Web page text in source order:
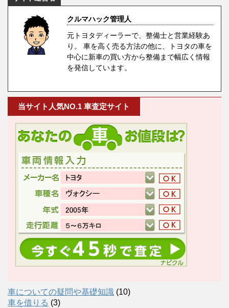
クルマハック管理人
元トヨタディーラーで、整備士と営業経験あ
り。 車を高く売る方法の他に、トヨタの車を
中心に新車の買い方から整備まで幅広く情報
を発信しています。
当サイト人気NO.1 車査定サイト
車についての疑問や基礎知識 (10)
車を借りる (3)